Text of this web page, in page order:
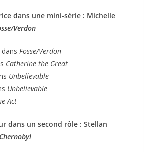
dans une mini-série : Michelle
Verdon
Fosse/Verdon
Catherine the Great
Unbelievable
Unbelievable
Act
dans un second rôle : Stellan
Chernobyl